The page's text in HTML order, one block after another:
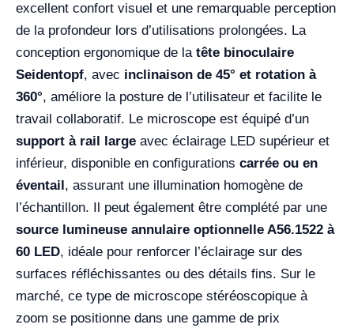
excellent confort visuel et une remarquable perception
de la profondeur lors d’utilisations prolongées. La
conception ergonomique de la tête binoculaire
Seidentopf, avec inclinaison de 45° et rotation à
360°, améliore la posture de l’utilisateur et facilite le
travail collaboratif. Le microscope est équipé d’un
support à rail large avec éclairage LED supérieur et
inférieur, disponible en configurations carrée ou en
éventail, assurant une illumination homogène de
l’échantillon. Il peut également être complété par une
source lumineuse annulaire optionnelle A56.1522 à
60 LED, idéale pour renforcer l’éclairage sur des
surfaces réfléchissantes ou des détails fins. Sur le
marché, ce type de microscope stéréoscopique à
zoom se positionne dans une gamme de prix